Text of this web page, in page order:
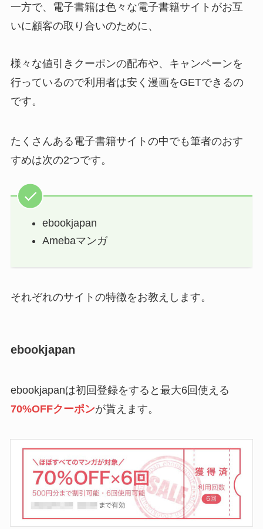
一方で、電子書籍は色々な電子書籍サイトがお互
いに顧客の取り合いのために、
様々な値引きクーポンの配布や、キャンペーンを
行っているので利用者は安く漫画をGETできるの
です。
たくさんある電子書籍サイトの中でも筆者のおす
すめは次の2つです。
ebookjapan
Amebaマンガ
それぞれのサイトの特徴をお教えします。
ebookjapan
ebookjapanは初回登録をすると最大6回使える
70%OFFクーポンが貰えます。